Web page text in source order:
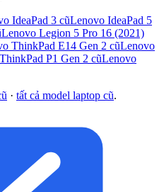
IdeaPad 3 cũLenovo IdeaPad 5
Lenovo Legion 5 Pro 16 (2021)
ThinkPad E14 Gen 2 cũLenovo
P1 Gen 2 cũLenovo
· tất cả model laptop cũ.